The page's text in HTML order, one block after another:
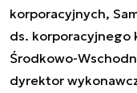
korporacyjnych,
ds. korporacyjnego
Środkowo-
dyrektor